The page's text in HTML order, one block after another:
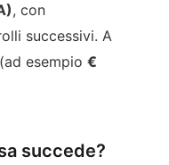
, con
successivi. A
esempio €
succede?